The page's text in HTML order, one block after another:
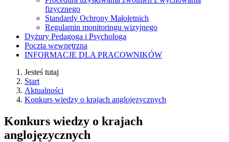
fizycznego
Standardy Ochrony Małoletnich
Regulamin monitoringu wizyjnego
Dyżury Pedagoga i Psychologa
Poczta wewnętrzna
INFORMACJE DLA PRACOWNIKÓW
Jesteś tutaj
Start
Aktualności
Konkurs wiedzy o krajach anglojęzycznych
Konkurs wiedzy o krajach
anglojęzycznych